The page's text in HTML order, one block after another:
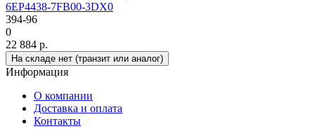
6EP4438-7FB00-3DX0
394-96
0
22 884 р.
На складе нет (транзит или аналог)
Информация
О компании
Доставка и оплата
Контакты